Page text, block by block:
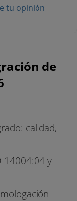
tu opinión
de
calidad,
14004:04 y